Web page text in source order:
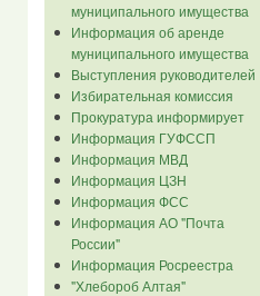
муниципального имущества
Информация об аренде
муниципального имущества
Выступления руководителей
Избирательная комиссия
Прокуратура информирует
Информация ГУФССП
Информация МВД
Информация ЦЗН
Информация ФСС
Информация АО "Почта
России"
Информация Росреестра
"Хлебороб Алтая"